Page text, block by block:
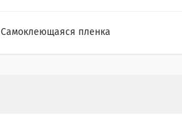
Самоклеющаяся пленка